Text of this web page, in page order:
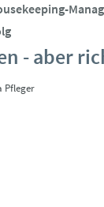
- aber
Pfleger